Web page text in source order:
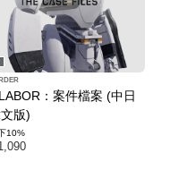
：案件檔案 (中日
版)
10%